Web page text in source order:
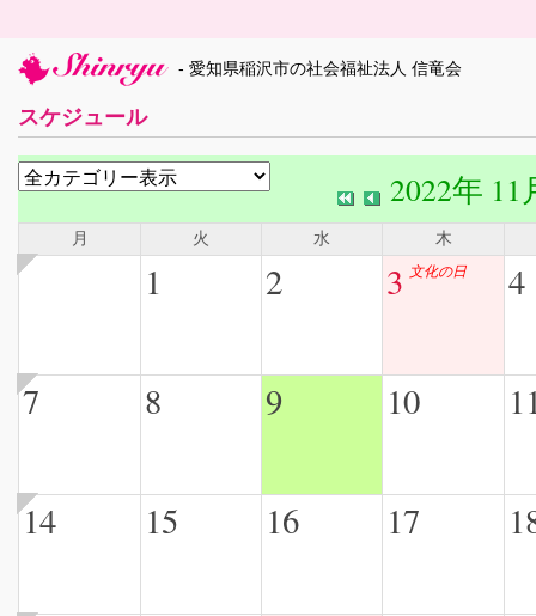
- 愛知県稲沢市の社会福祉法人 信竜会
スケジュール
2022年 11
月 火 水 木
1 2 3 文化の日 4
7 8 9 10
14 15 16 17